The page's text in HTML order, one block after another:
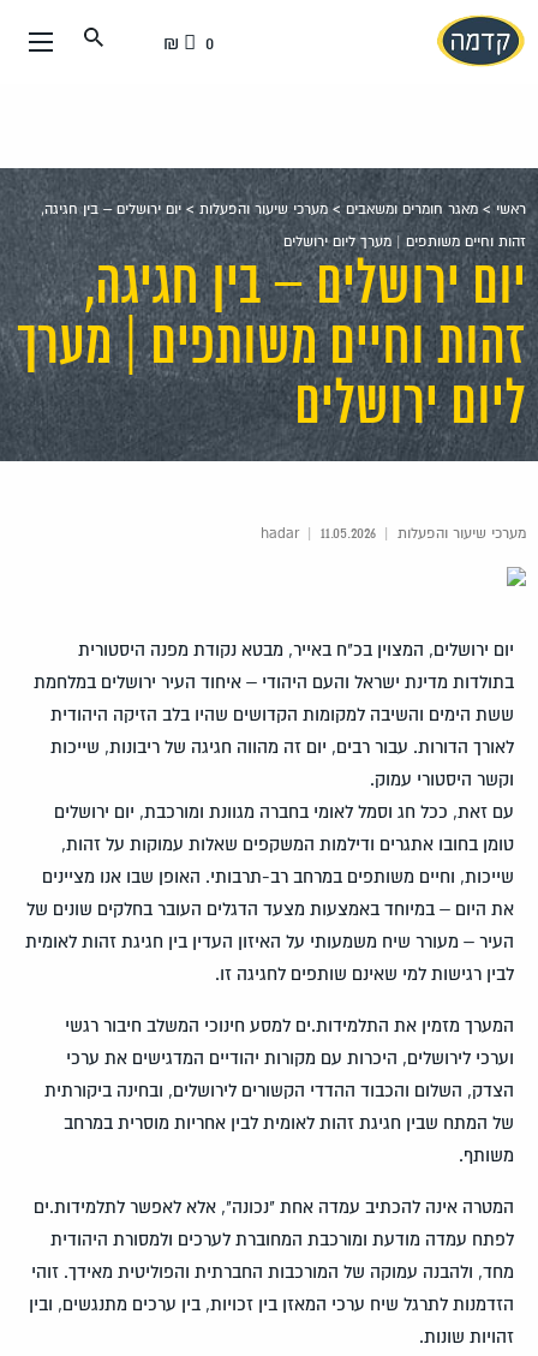
עבור
אל
0 ₪
ראשי> מאגר חומרים ומשאבים > מערכי שיעור והפעלות > יום ירושלים – בין חגיגה,
זהות וחיים משותפים | מערך ליום ירושלים
יום ירושלים – בין חגיגה,
זהות וחיים משותפים | מערך
ליום ירושלים
מערכי שיעור והפעלות |
| 11.05.2026
יום ירושלים, המצוין בכ"ח באייר, מבטא נקודת מפנה היסטורית
בתולדות מדינת ישראל והעם היהודי – איחוד העיר ירושלים במלחמת
ששת הימים והשיבה למקומות הקדושים שהיו בלב הזיקה היהודית
לאורך הדורות. עבור רבים, יום זה מהווה חגיגה של ריבונות, שייכות
וקשר היסטורי עמוק.
עם זאת, ככל חג וסמל לאומי בחברה מגוונת ומורכבת, יום ירושלים
טומן בחובו אתגרים ודילמות המשקפים שאלות עמוקות על זהות,
שייכות, וחיים משותפים במרחב רב-תרבותי. האופן שבו אנו מציינים
את היום – במיוחד באמצעות מצעד הדגלים העובר בחלקים שונים של
העיר – מעורר שיח משמעותי על האיזון העדין בין חגיגת זהות לאומית
לבין רגישות למי שאינם שותפים לחגיגה זו.
המערך מזמין את התלמידות.ים למסע חינוכי המשלב חיבור רגשי
וערכי לירושלים, היכרות עם מקורות יהודיים המדגישים את ערכי
הצדק, השלום והכבוד ההדדי הקשורים לירושלים, ובחינה ביקורתית
של המתח שבין חגיגת זהות לאומית לבין אחריות מוסרית במרחב
משותף.
המטרה אינה להכתיב עמדה אחת "נכונה", אלא לאפשר לתלמידות.ים
לפתח עמדה מודעת ומורכבת המחוברת לערכים ולמסורת היהודית
מחד, ולהבנה עמוקה של המורכבות החברתית והפוליטית מאידך. זוהי
הזדמנות לתרגל שיח ערכי המאזן בין זכויות, בין ערכים מתנגשים, ובין
זהויות שונות.